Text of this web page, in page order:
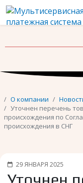
О компании
Уточнен перечень
происхождения по
происхождения в СНГ
29 ЯНВАРЯ 2025
Уточнен